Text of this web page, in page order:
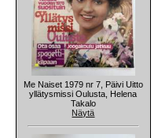
Me Naiset 1979 nr 7, Päivi Uitto
yllätysmissi Oulusta, Helena
Takalo
Näytä